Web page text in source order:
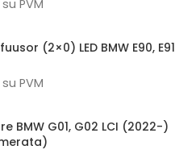
su PVM
(2×0) LED BMW E90, E91
su PVM
BMW G01, G02 LCI (2022-)